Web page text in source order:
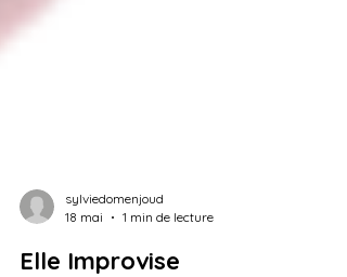
18 mai
1 min de lecture